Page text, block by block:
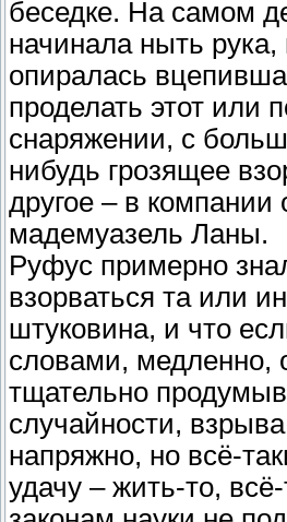
беседке. На самом
начинала ныть
опиралась
проделать этот или
снаряжении, с
нибудь грозящее
другое – в
мадемуазель Ланы.
Руфус примерно
взорваться та или
штуковина, и что
словами, медленно,
тщательно
случайности,
напряжно, но всё-
удачу – жить-то,